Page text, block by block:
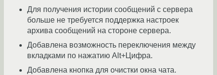
Для получения истории сообщений с сервера
больше не требуется поддержка настроек
архива сообщений на стороне сервера.
Добавлена возможность переключения между
вкладками по нажатию Alt+Цифра.
Добавлена кнопка для очистки окна чата.